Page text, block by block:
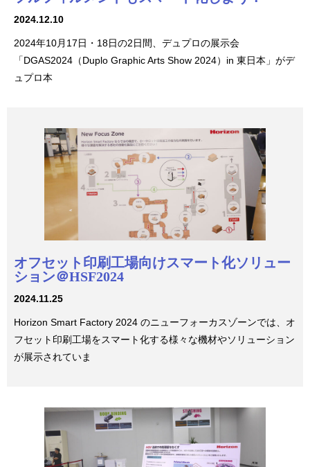
2024.12.10
2024年10月17日・18日の2日間、デュプロの展示会
「DGAS2024（Duplo Graphic Arts Show 2024）in 東日本」がデ
ュプロ本
オフセット印刷工場向けスマート化ソリュー
ション＠HSF2024
2024.11.25
Horizon Smart Factory 2024 のニューフォーカスゾーンでは、オ
フセット印刷工場をスマート化する様々な機材やソリューション
が展示されていま